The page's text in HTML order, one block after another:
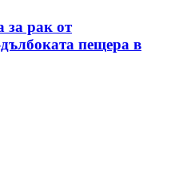
за рак от
пещера в